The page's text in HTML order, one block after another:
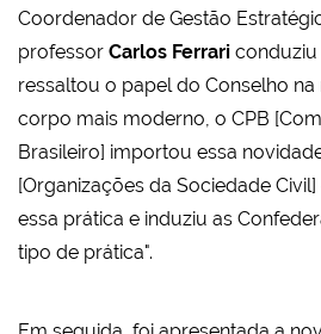
Coordenador de Gestão
professor Carlos Ferrari conduziu
ressaltou o papel do Conselho na
corpo mais moderno, o CPB
Brasileiro] importou essa
[Organizações da Sociedade
essa prática e induziu as
tipo de prática".